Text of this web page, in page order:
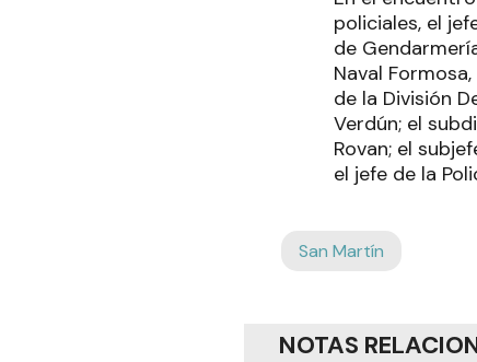
policiales, el
de
Naval
de la División
Verdún; el
Rovan; el
el jefe de la
San Martín
NOTAS